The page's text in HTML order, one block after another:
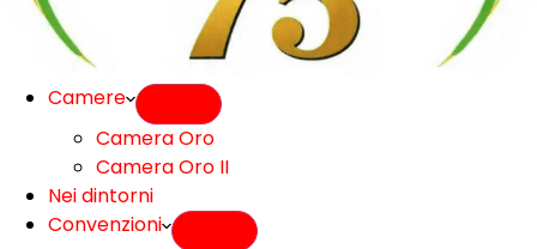
Camere
Camera Oro
Camera Oro II
Nei dintorni
Convenzioni